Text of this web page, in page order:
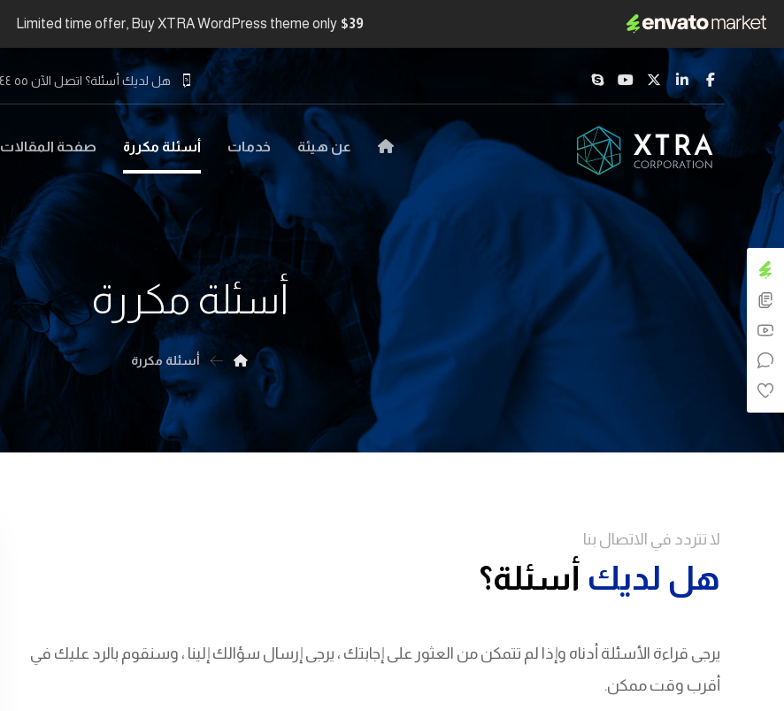
Limited time offer, Buy XTRA WordPress theme only $39
هل لديك أسئلة؟ اتصل الآن ٥٥ ٤٤ ٣٣ ٢٢ ٩٧١+
عن هيئة خدمات أسئلة مكررة صفحة المقالات
أسئلة مكررة
أسئلة مكررة
لا تتردد في الاتصال بنا
هل لديك أسئلة؟
يرجى قراءة الأسئلة أدناه وإذا لم تتمكن من العثور على إجابتك ، يرجى إرسال سؤالك إلينا ، وسنقوم بالرد عليك في
أقرب وقت ممكن.